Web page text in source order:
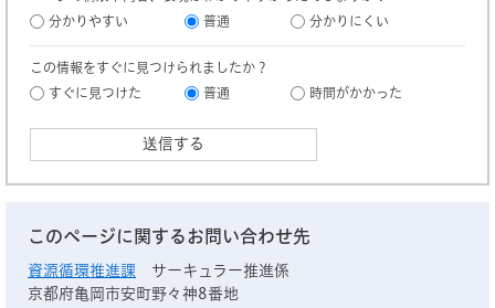
分かりやすい
普通 分かりにくい
この情報をすぐに見つけられましたか？
すぐに見つけた
普通 時間がかかった
このページに関するお問い合わせ先
資源循環推進課
サーキュラー推進係
京都府亀岡市安町野々神8番地